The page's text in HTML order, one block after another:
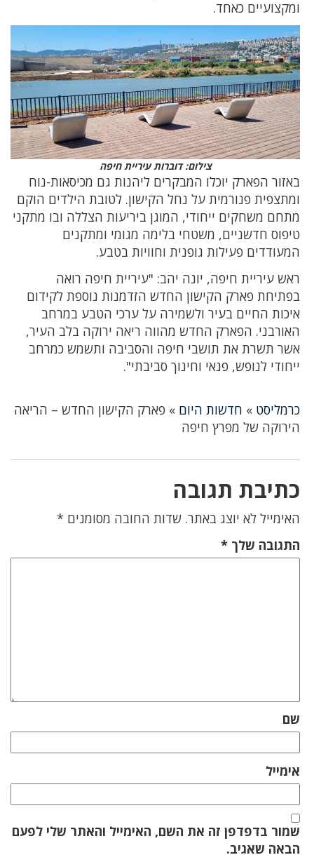
ומקצועיים כאחד.
צילום: דוברות עיריית חיפה
באזור הפארק יוכלו המבקרים ליהנות גם מכיסאות-נוח
ומתצפית פנורמית על נחל הקישון. לטובת הילדים הוקם
מתחם משחקים ייחודי, המוגן ביריעות הצללה ובו מתקני
טיפוס חדשניים, משטחי בלימה מגומי ומתקנים
המעודדים פעילות גופנית וחוויות בטבע.
ראש עיריית חיפה, יונה יהב: "עיריית חיפה רואה
בפתיחת פארק הקישון החדש הזדמנות נוספת לקידום
איכות החיים בעיר ולשמירה על ערכי הטבע במרחב
האורבני. הפארק החדש מהווה ריאה ירוקה בלב העיר,
אשר תשרת את תושבי חיפה והסביבה ותשמש כמרחב
ייחודי לנופש, פנאי וחינוך סביבתי".
כרמליסט » חדשות היום » פארק הקישון החדש – הריאה
הירוקה של מפרץ חיפה
כתיבת תגובה
האימייל לא יוצג באתר. שדות החובה מסומנים *
התגובה שלך *
שם
אימייל
שמור בדפדפן זה את השם, האימייל והאתר שלי לפעם
הבאה שאגיב.